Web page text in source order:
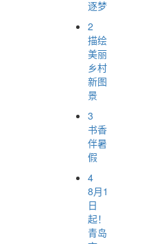
逐梦
2
描绘
美丽
乡村
新图
景
3
书香
伴暑
假
4
8月1
日
起！
青岛